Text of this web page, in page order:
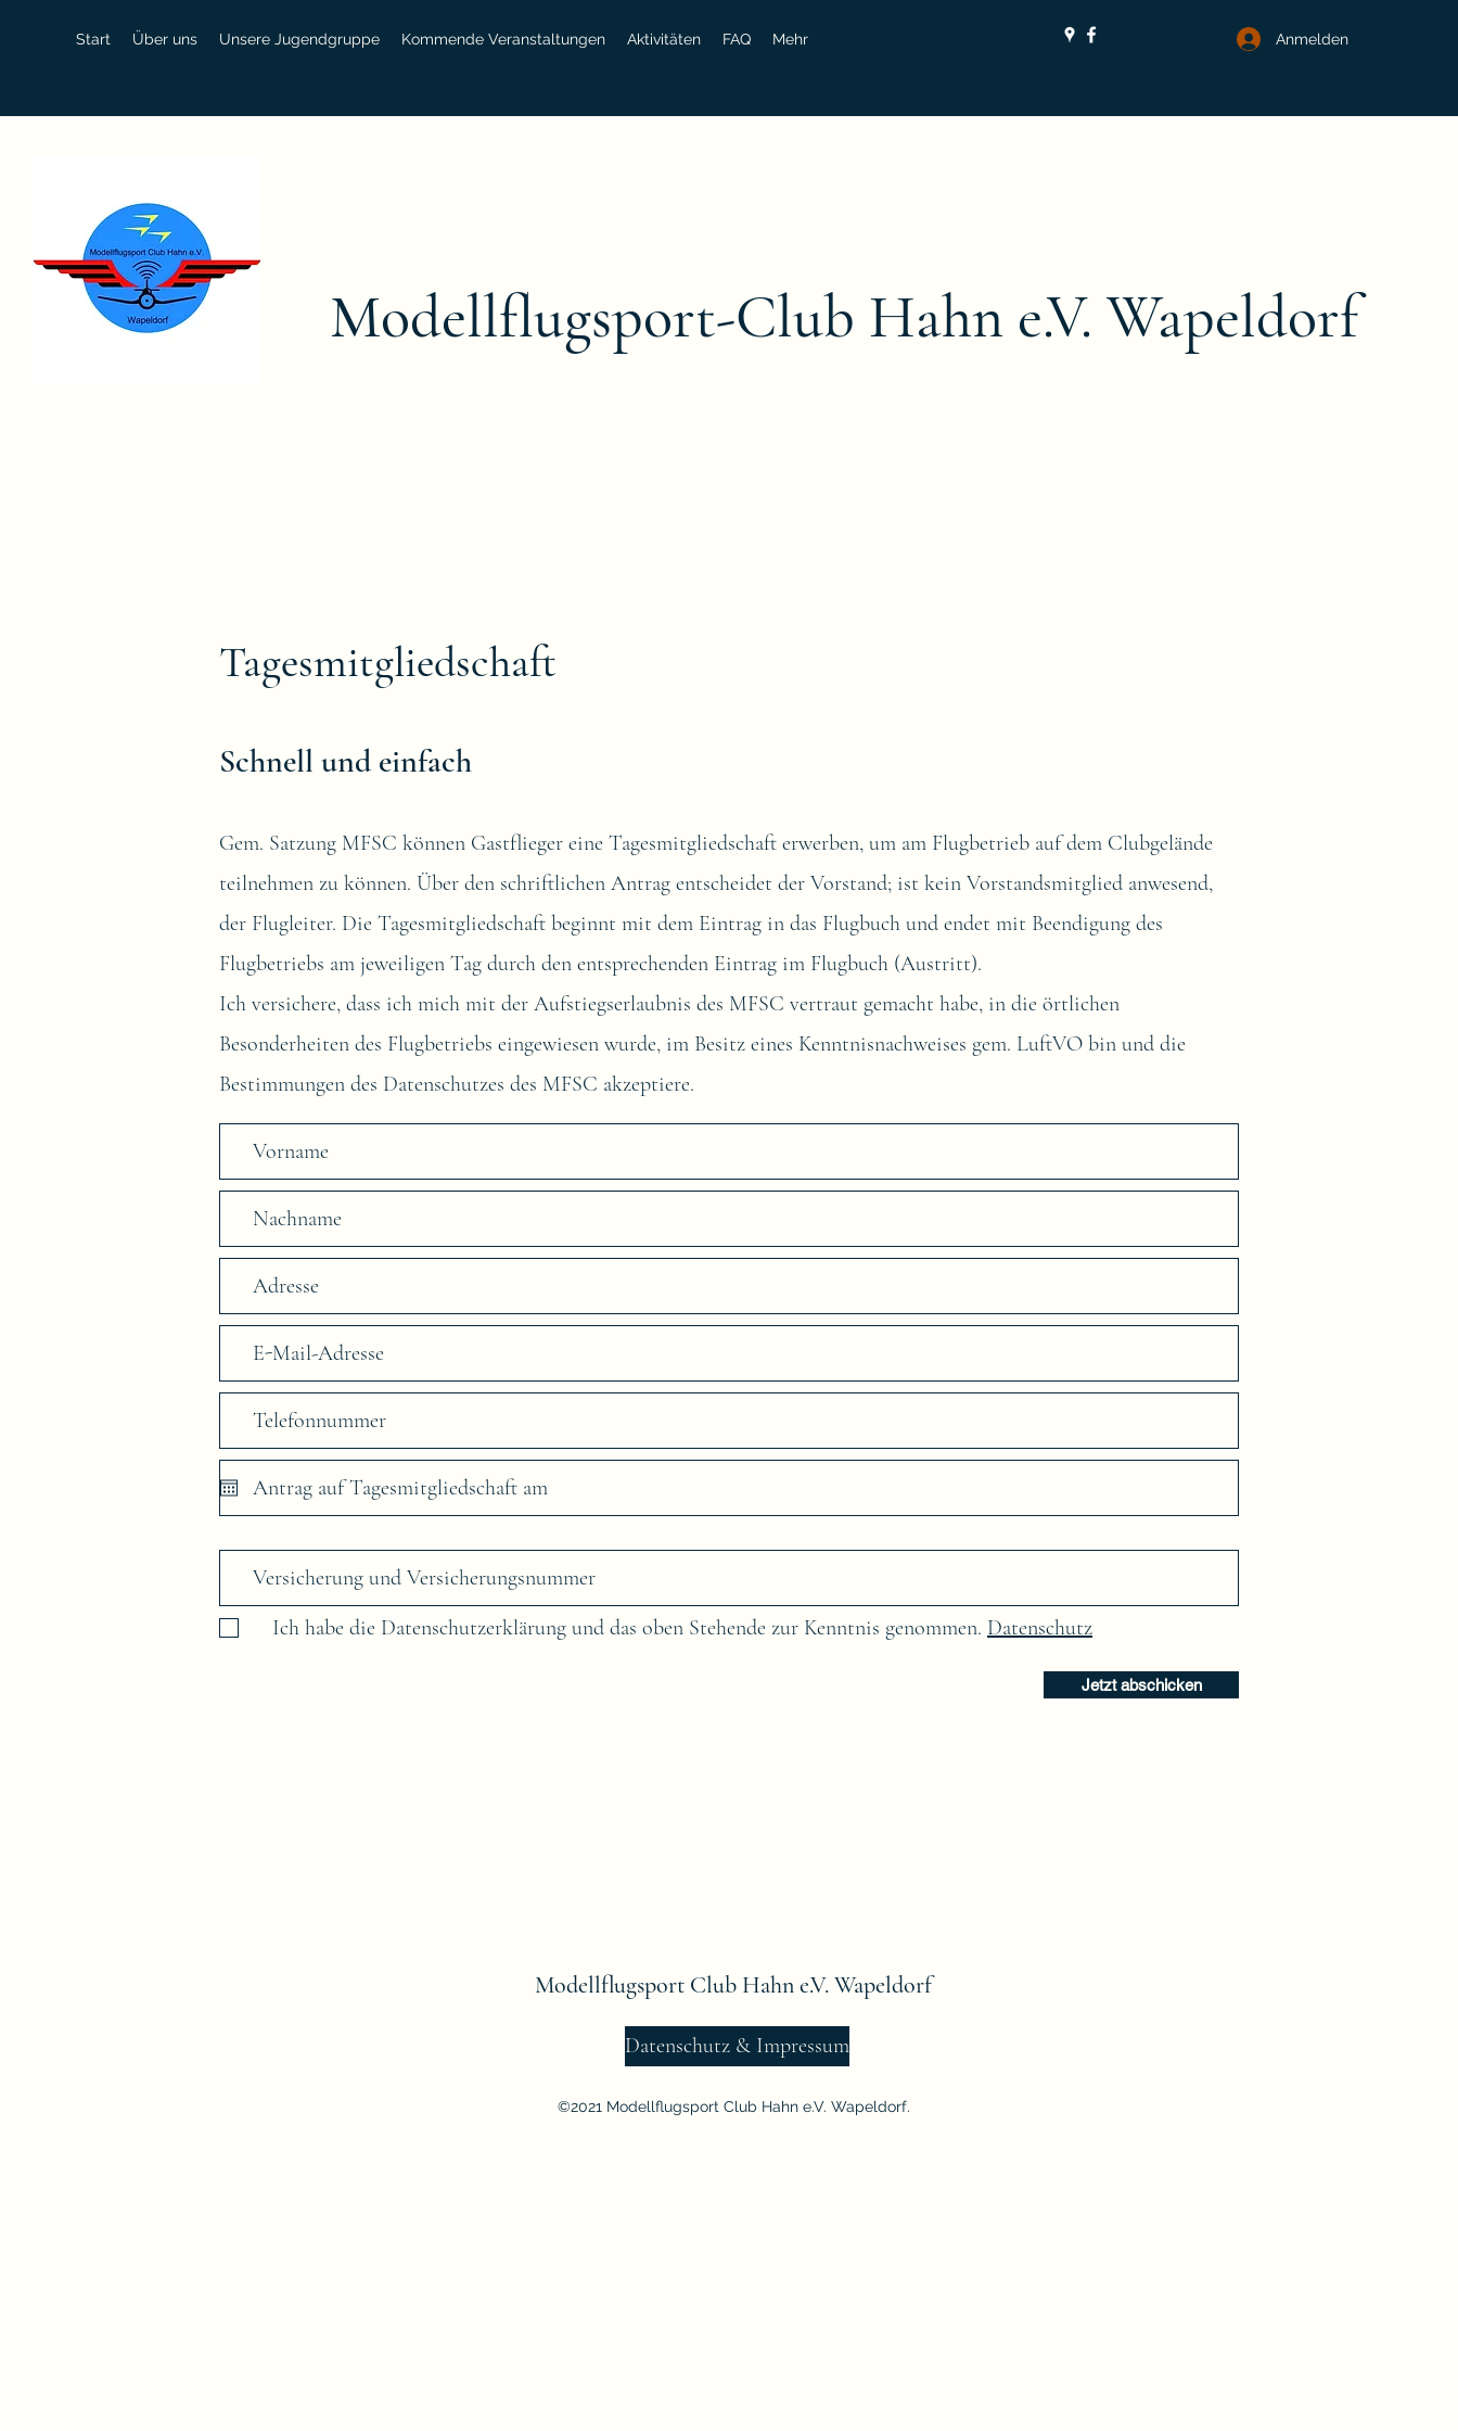
Start Über uns Unsere Jugendgruppe Kommende Veranstaltungen Aktivitäten FAQ Mehr Anmelden
Modellflugsport-Club Hahn e.V. Wapeldorf
Tagesmitgliedschaft
Schnell und einfach
Gem. Satzung MFSC können Gastflieger eine Tagesmitgliedschaft erwerben, um am Flugbetrieb auf dem Clubgelände
teilnehmen zu können. Über den schriftlichen Antrag entscheidet der Vorstand; ist kein Vorstandsmitglied anwesend,
der Flugleiter. Die Tagesmitgliedschaft beginnt mit dem Eintrag in das Flugbuch und endet mit Beendigung des
Flugbetriebs am jeweiligen Tag durch den entsprechenden Eintrag im Flugbuch (Austritt).
Ich versichere, dass ich mich mit der Aufstiegserlaubnis des MFSC vertraut gemacht habe, in die örtlichen
Besonderheiten des Flugbetriebs eingewiesen wurde, im Besitz eines Kenntnisnachweises gem. LuftVO bin und die
Bestimmungen des Datenschutzes des MFSC akzeptiere.
Ich habe die Datenschutzerklärung und das oben Stehende zur Kenntnis genommen. Datenschutz
Jetzt abschicken
Modellflugsport Club Hahn e.V. Wapeldorf
Datenschutz & Impressum
©2021 Modellflugsport Club Hahn e.V. Wapeldorf.